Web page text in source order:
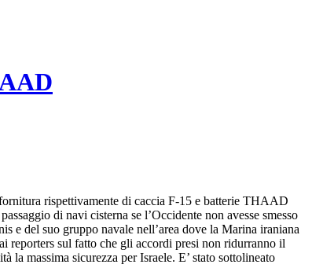
rispettivamente di caccia F-15 e batterie THAAD
di navi cisterna se l’Occidente non avesse smesso
e del suo gruppo navale nell’area dove la Marina iraniana
reporters sul fatto che gli accordi presi non ridurranno il
massima sicurezza per Israele. E’ stato sottolineato